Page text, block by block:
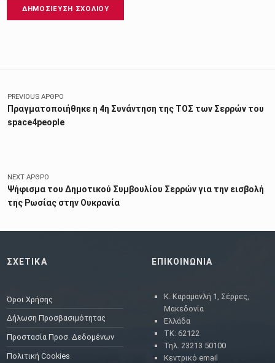
Πλοήγηση άρθρων
PREVIOUS ΆΡΘΡΟ
Πραγματοποιήθηκε η 4η Συνάντηση της ΤΟΣ των Σερρών του
space4people
NEXT ΆΡΘΡΟ
Ψήφισμα του Δημοτικού Συμβουλίου Σερρών για την εισβολή
της Ρωσίας στην Ουκρανία
ΣΧΕΤΙΚΑ
Όροι Χρήσης
Δήλωση Προσβασιμότητας
Προστασία Προσ. Δεδομένων
Πολιτική Cookies
ΕΠΙΚΟΙΝΩΝΙΑ
Κ. Καραμανλή 1, Σέρρες,
Μακεδονία
Ελλάδα
ΤΚ: 62122
Τηλ. 23213 50100
Κεντρικό email